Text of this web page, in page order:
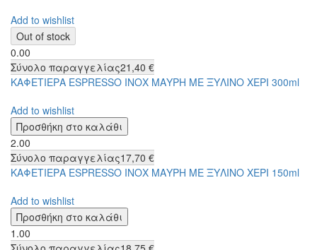
Add to wishlist
0.00
Σύνολο παραγγελίας21,40 €
ΚΑΦΕΤΙΕΡΑ ESPRESSO IΝΟΧ ΜΑΥΡΗ ΜΕ ΞΥΛΙΝΟ ΧΕΡΙ 300ml
Add to wishlist
2.00
Σύνολο παραγγελίας17,70 €
ΚΑΦΕΤΙΕΡΑ ESPRESSO IΝΟΧ ΜΑΥΡΗ ΜΕ ΞΥΛΙΝΟ ΧΕΡΙ 150ml
Add to wishlist
1.00